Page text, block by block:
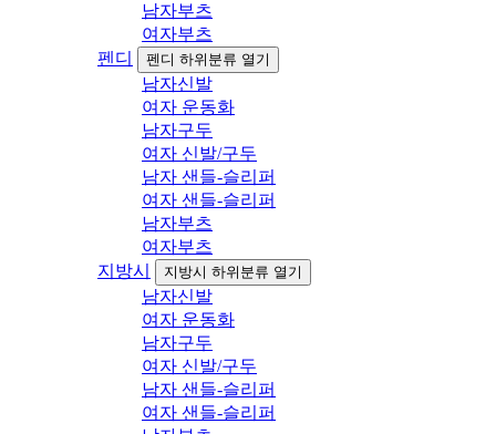
남자부츠
여자부츠
펜디
펜디 하위분류 열기
남자신발
여자 운동화
남자구두
여자 신발/구두
남자 샌들-슬리퍼
여자 샌들-슬리퍼
남자부츠
여자부츠
지방시
지방시 하위분류 열기
남자신발
여자 운동화
남자구두
여자 신발/구두
남자 샌들-슬리퍼
여자 샌들-슬리퍼